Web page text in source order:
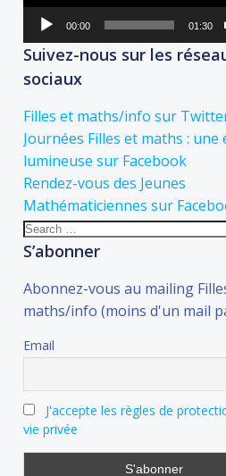
00:00 01:30
Suivez-nous sur les
sociaux
Filles et maths/info sur
Journées Filles et maths : une
lumineuse sur Facebook
Rendez-vous des Jeunes
Mathématiciennes sur
Search
for:
S’abonner
Abonnez-vous au mailing
maths/info (moins d'un mail
Email
J'accepte les règles de
vie privée